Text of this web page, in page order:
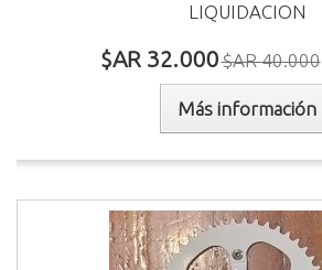
LIQUIDACION
$AR 32.000$AR 40.000
Más información